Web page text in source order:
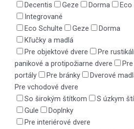
Decentis
Geze Dorma
Eco
Integrované
Eco Schulte
Geze
Dorma
Kľučky a madlá
Pre objektové dvere
Pre
panikové a protipožiarne dvere
portály
Pre bránky Dverové
Pre vchodové dvere
So širokým štítkom
S úzkym
Gule
Doplnky
Pre interiérové dvere